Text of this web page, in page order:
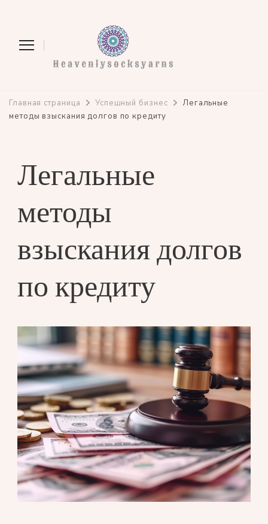
Главная страница Успешный бизнес
Легальные
методы взыскания долгов по кредиту
Легальные
методы
взыскания долгов
по кредиту